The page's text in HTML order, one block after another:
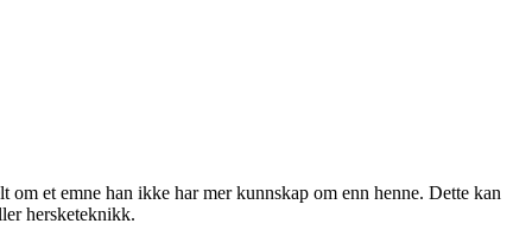
et emne han ikke har mer kunnskap om enn henne. Dette kan
hersketeknikk.